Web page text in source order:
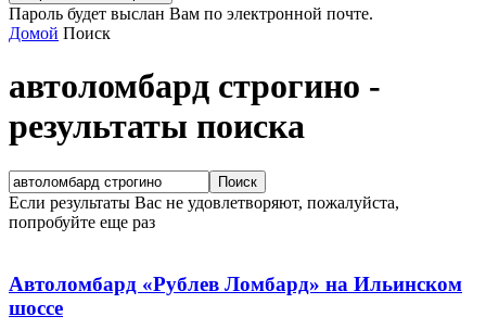
Пароль будет выслан Вам по электронной почте.
Домой Поиск
автоломбард строгино -
результаты поиска
Если результаты Вас не удовлетворяют, пожалуйста,
попробуйте еще раз
Автоломбард «Рублев Ломбард» на Ильинском
шоссе